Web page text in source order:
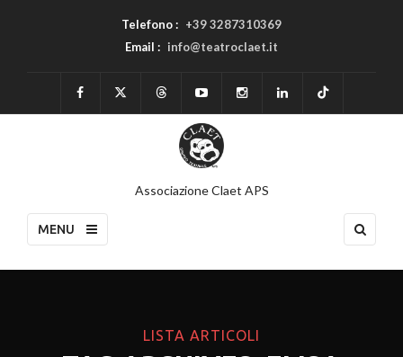
Telefono : +39 3287310369
Email : info@teatroclaet.it
Associazione Claet APS
MENU
LISTA ARTICOLI